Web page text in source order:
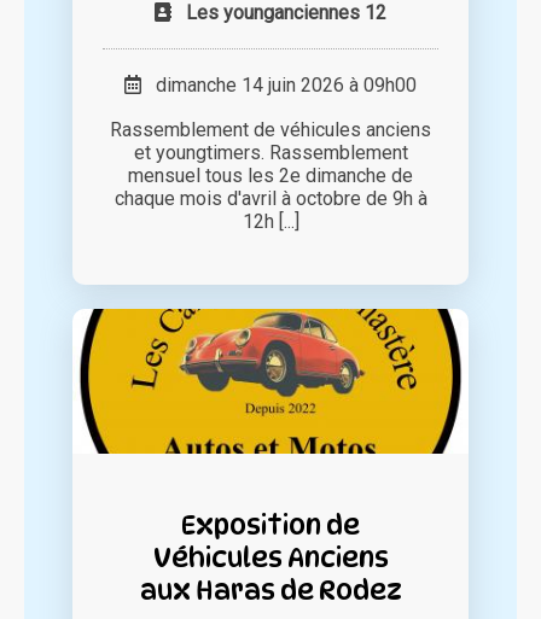
Les younganciennes 12
dimanche 14 juin 2026 à 09h00
Rassemblement de véhicules anciens
et youngtimers. Rassemblement
mensuel tous les 2e dimanche de
chaque mois d'avril à octobre de 9h à
12h [...]
Exposition de
Véhicules Anciens
aux Haras de Rodez